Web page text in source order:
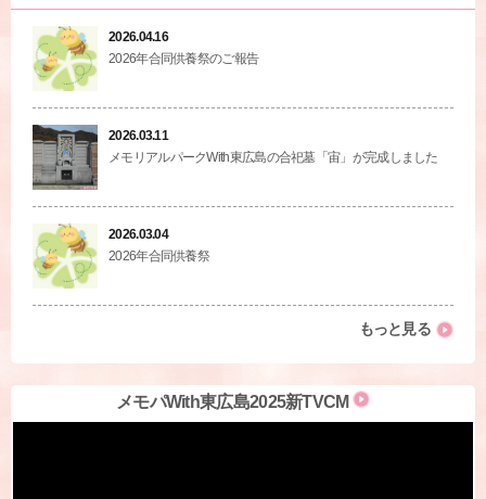
2026.04.16
2026年合同供養祭のご報告
2026.03.11
メモリアルパークWith東広島の合祀墓「宙」が完成しました
2026.03.04
2026年合同供養祭
もっと見る
メモパWith東広島2025新TVCM